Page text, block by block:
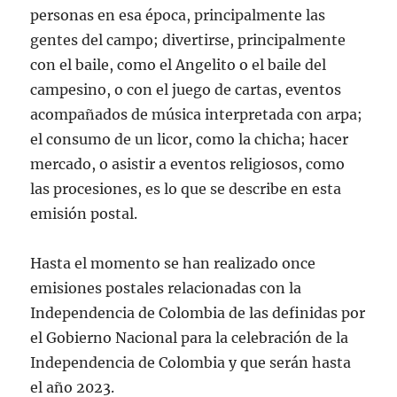
personas en esa época, principalmente las
gentes del campo; divertirse, principalmente
con el baile, como el Angelito o el baile del
campesino, o con el juego de cartas, eventos
acompañados de música interpretada con arpa;
el consumo de un licor, como la chicha; hacer
mercado, o asistir a eventos religiosos, como
las procesiones, es lo que se describe en esta
emisión postal.
Hasta el momento se han realizado once
emisiones postales relacionadas con la
Independencia de Colombia de las definidas por
el Gobierno Nacional para la celebración de la
Independencia de Colombia y que serán hasta
el año 2023.